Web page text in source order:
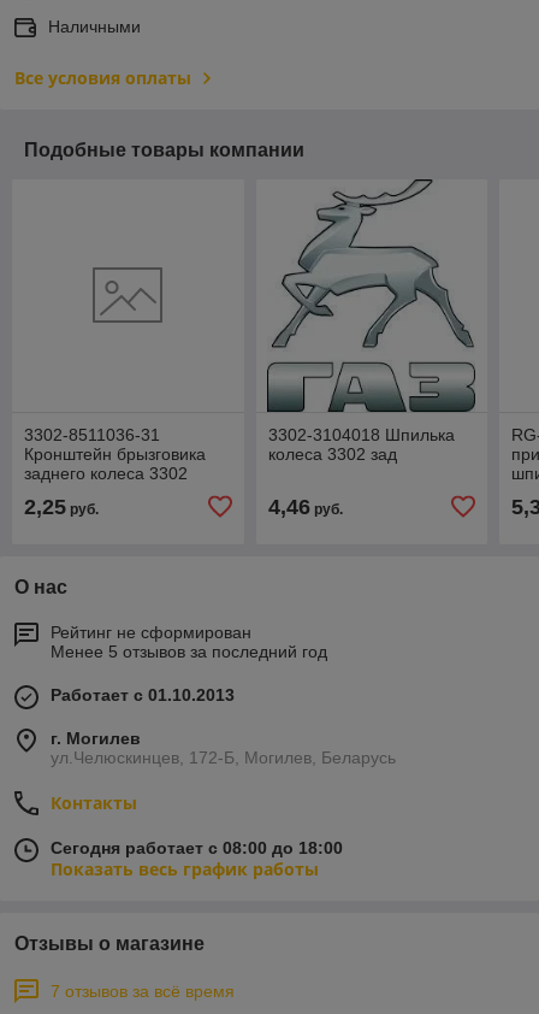
Наличными
Все условия оплаты
Подобные товары компании
3302-8511036-31
Кронштейн брызговика
заднего колеса 3302
2,25 руб.
3302-3104018 Шпилька
колеса 3302 зад
4,46руб.
О нас
Рейтинг не сформирован
Менее 5 отзывов за последний год
Работает с 01.10.2013
г. Могилев
ул.Челюскинцев, 172-Б, Могилев, Беларусь
Контакты
Сегодня работает с 08:00 до 18:00
Показать весь график работы
Отзывы о магазине
7 отзывов за всё время